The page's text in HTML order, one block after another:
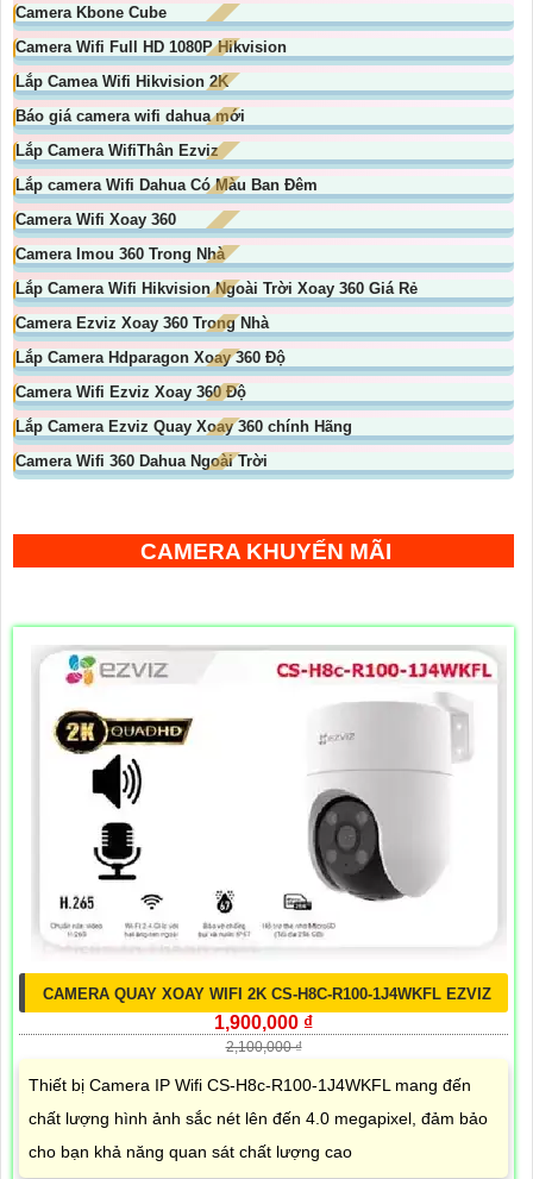
Camera Kbone Cube
Camera Wifi Full HD 1080P Hikvision
Lắp Camea Wifi Hikvision 2K
Báo giá camera wifi dahua mới
Lắp Camera WifiThân Ezviz
Lắp camera Wifi Dahua Có Màu Ban Đêm
Camera Wifi Xoay 360
Camera Imou 360 Trong Nhà
Lắp Camera Wifi Hikvision Ngoài Trời Xoay 360 Giá Rẻ
Camera Ezviz Xoay 360 Trong Nhà
Lắp Camera Hdparagon Xoay 360 Độ
Camera Wifi Ezviz Xoay 360 Độ
Lắp Camera Ezviz Quay Xoay 360 chính Hãng
Camera Wifi 360 Dahua Ngoài Trời
CAMERA KHUYẾN MÃI
CAMERA QUAY XOAY WIFI 2K CS-H8C-R100-1J4WKFL EZVIZ
1,900,000 ₫
2,100,000 ₫
Thiết bị Camera IP Wifi CS-H8c-R100-1J4WKFL mang đến
chất lượng hình ảnh sắc nét lên đến 4.0 megapixel, đảm bảo
cho bạn khả năng quan sát chất lượng cao